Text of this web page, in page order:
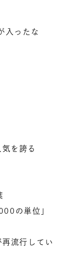
入ったな
を誇る
の単位」
流行してい